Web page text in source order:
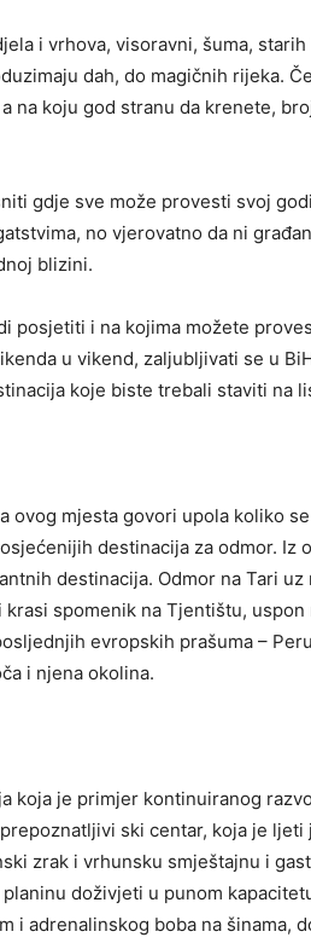
i vrhova, visoravni, šuma,
dah, do magičnih rijeka.
na koju god stranu da krenete,
gdje sve može provesti svoj
no vjerovatno da ni
blizini.
posjetiti i na kojima možete
u vikend, zaljubljivati se u
koje biste trebali staviti na
ovog mjesta govori upola koliko
destinacija za odmor. Iz
destinacija. Odmor na Tari
spomenik na Tjentištu, uspon
evropskih prašuma –
i njena okolina.
koja je primjer kontinuiranog
ski centar, koja je
zrak i vrhunsku smještajnu i
doživjeti u punom
i adrenalinskog boba na šinama,